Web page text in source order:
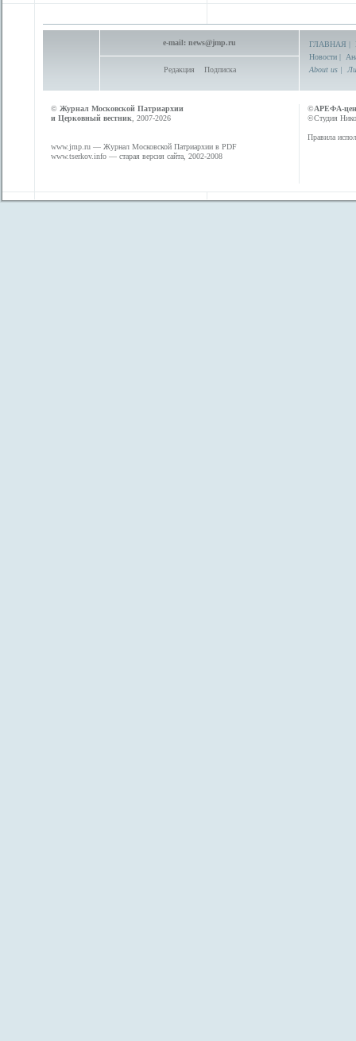
e-mail: news@jmp.ru
Редакция Подписка
ГЛАВНАЯ |
Новости |
About us |
© Журнал Московской Патриархии
и Церковный вестник , 2007-2026
www.jmp.ru — Журнал Московской Патриархии в PDF
www.tserkov.info — старая версия сайта, 2002-2008
©АРЕФА-
©Студия
Правила